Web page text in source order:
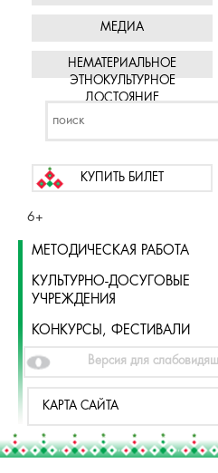
МЕДИА
НЕМАТЕРИАЛЬНОЕ
ЭТНОКУЛЬТУРНОЕ
ДОСТОЯНИЕ
КУПИТЬ БИЛЕТ
6+
МЕТОДИЧЕСКАЯ РАБОТА
КУЛЬТУРНО-ДОСУГОВЫЕ
УЧРЕЖДЕНИЯ
КОНКУРСЫ, ФЕСТИВАЛИ
Версия для
КАРТА САЙТА